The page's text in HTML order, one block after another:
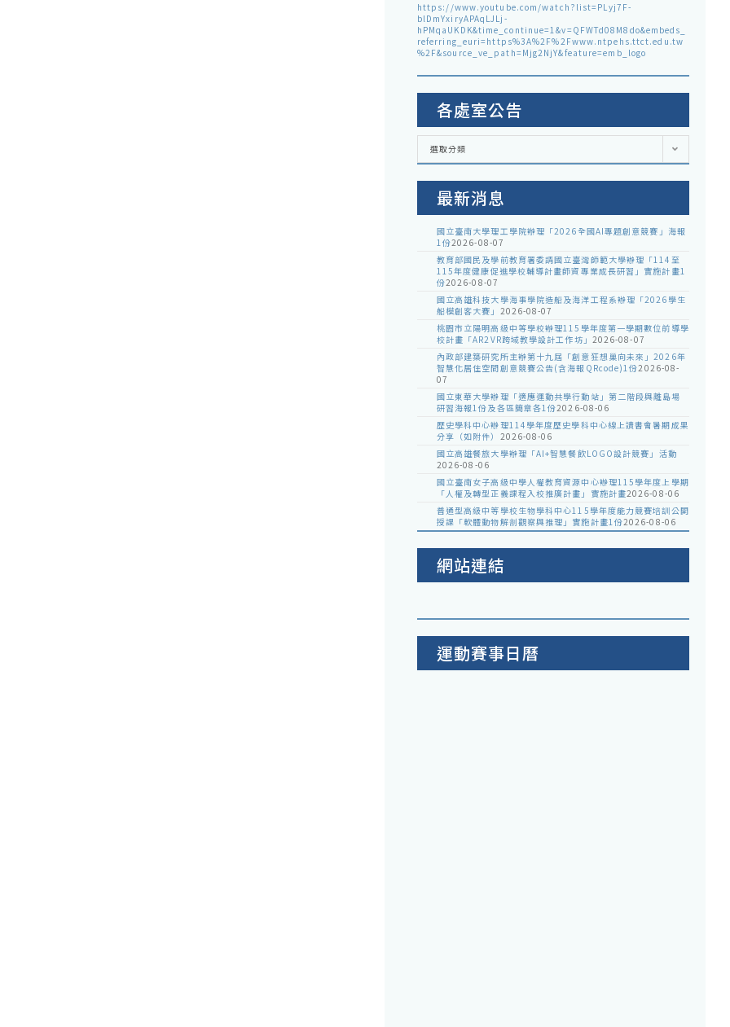
https://www.youtube.com/watch?list=PLyj7F-
blDmYxiryAPAqLJLj-
hPMqaUKDK&time_continue=1&v=QFWTd08M8do&embeds_
referring_euri=https%3A%2F%2Fwww.ntpehs.ttct.edu.tw
%2F&source_ve_path=Mjg2NjY&feature=emb_logo
各處室公告
各
室
選取分類
最新消息
國立臺南大學理工學院辦理「2026全國AI專題創意競賽」海報
1份2026-08-07
教育部國民及學前教育署委請國立臺灣師範大學辦理「114至
115年度健康促進學校輔導計畫師資專業成長研習」實施計畫1
份2026-08-07
國立高雄科技大學海事學院造船及海洋工程系辦理「2026學生
船模創客大賽」 2026-08-07
桃園市立陽明高級中等學校辦理115學年度第一學期數位前導學
校計畫「AR2VR跨域教學設計工作坊」 2026-08-07
內政部建築研究所主辦第十九屆「創意狂想巢向未來」2026年
智慧化居住空間創意競賽公告(含海報QRcode)1份2026-08-
07
國立東華大學辦理「適應運動共學行動站」第二階段與離島場
研習海報1份及各區簡章各1份2026-08-06
歷史學科中心辦理114學年度歷史學科中心線上讀書會暑期成果
分享（如附件） 2026-08-06
國立高雄餐旅大學辦理「AI+智慧餐飲LOGO設計競賽」活動
2026-08-06
國立臺南女子高級中學人權教育資源中心辦理115學年度上學期
「人權及轉型正義課程入校推廣計畫」實施計畫2026-08-06
普通型高級中等學校生物學科中心115學年度能力競賽培訓公開
授課「軟體動物解剖觀察與推理」實施計畫1份2026-08-06
網站連結
運動賽事日曆